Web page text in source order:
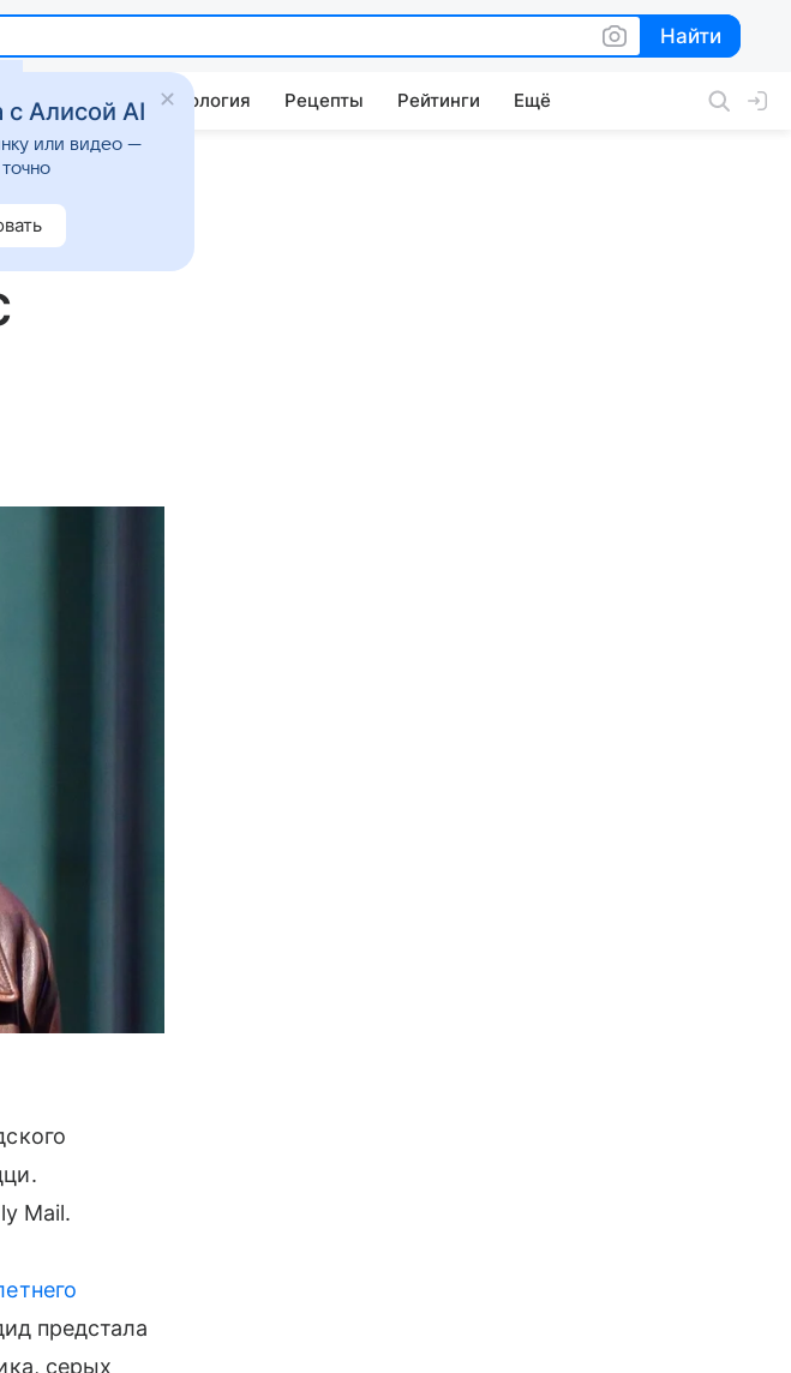
Найти
Найти
Стиль жизни Психология Рецепты Рейтинги Ещё
Mail.
предстала
серых
с Алисой AI
или видео —